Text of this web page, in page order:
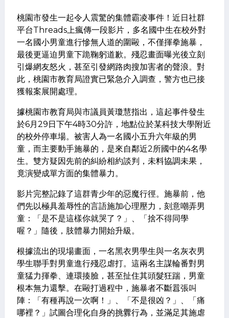
桃園市發生一起令人震驚的集體霸凌事件！近日社群
平台Threads上瘋傳一段影片，多名國中生在校外對
一名國小男童進行慘無人道的圍毆，不僅揮拳施暴，
最後更逼迫男童下跪鞠躬道歉。殘忍畫面曝光後立刻
引爆網友怒火，甚至引發網路肉搜加害者的聲浪。對
此，桃園市教育局證實已緊急介入調查，警方也已接
獲報案展開處理。
據桃園市教育局與市議員黃瓊慧指出，這起事件發生
於6月29日下午4時30分許，地點位於某科技大學附近
的校外停車場。被害人為一名國小五升六年級的男
童，而主要動手施暴的，是來自鄰近2所國中的4名學
生。雙方疑因先前的糾紛相約談判，未料協調未果，
竟演變成單方面的集體暴力。
影片完整記錄了這群青少年的惡魔行徑。施暴前，他
們先以極具羞辱性的言語施加心理壓力，刻意嘲弄男
童：「是不是這樣你就哭了？」、「捨不得同學
喔？」隨後，肢體暴力開始升級。
根據流出的現場畫面，一名黑衣男學生與一名灰衣男
學生聯手對男童進行殘忍虐打。這兩名主謀輪番對男
童猛力揮拳、連環揍臉，甚至扯住其頭髮狂踹，男童
根本無力還擊。在毆打過程中，施暴者不斷囂張叫
陣：「有種再說一次啊！」、「不是很凶？」、「痛
哪裡？」試圖合理化自身的挑釁行為，並滿足其施虐